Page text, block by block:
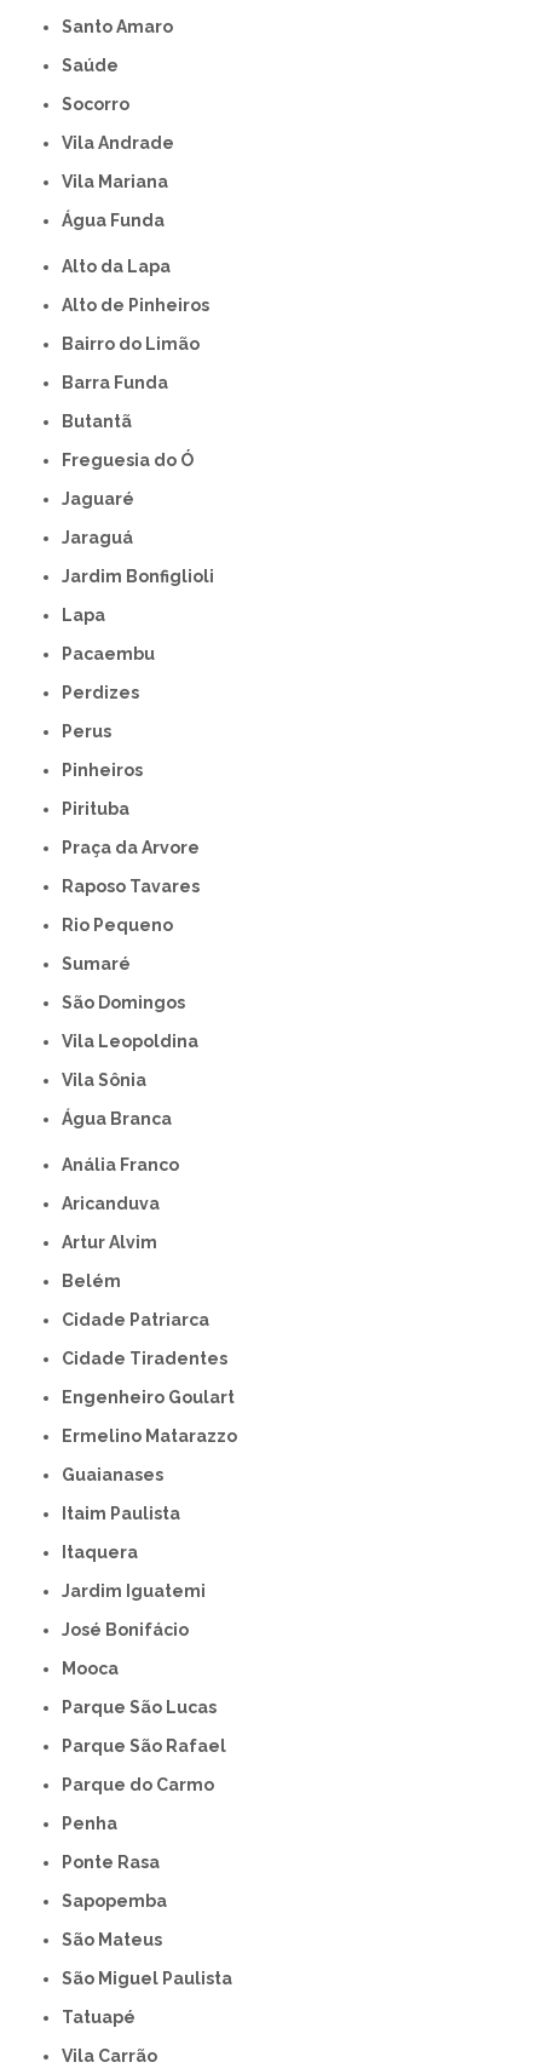
Santo Amaro
Saúde
Socorro
Vila Andrade
Vila Mariana
Água Funda
Alto da Lapa
Alto de Pinheiros
Bairro do Limão
Barra Funda
Butantã
Freguesia do Ó
Jaguaré
Jaraguá
Jardim Bonfiglioli
Lapa
Pacaembu
Perdizes
Perus
Pinheiros
Pirituba
Praça da Arvore
Raposo Tavares
Rio Pequeno
Sumaré
São Domingos
Vila Leopoldina
Vila Sônia
Água Branca
Anália Franco
Aricanduva
Artur Alvim
Belém
Cidade Patriarca
Cidade Tiradentes
Engenheiro Goulart
Ermelino Matarazzo
Guaianases
Itaim Paulista
Itaquera
Jardim Iguatemi
José Bonifácio
Mooca
Parque São Lucas
Parque São Rafael
Parque do Carmo
Penha
Ponte Rasa
Sapopemba
São Mateus
São Miguel Paulista
Tatuapé
Vila Carrão